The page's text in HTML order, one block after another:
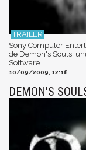
Sony Computer
de Demon's Souls,
Software.
10/09/2009, 12:18
DEMON'S